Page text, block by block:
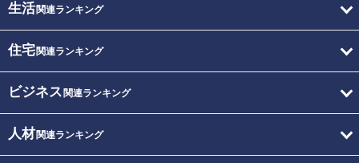
生活関連ランキング
住宅関連ランキング
ビジネス 関連ランキング
人材関連ランキング